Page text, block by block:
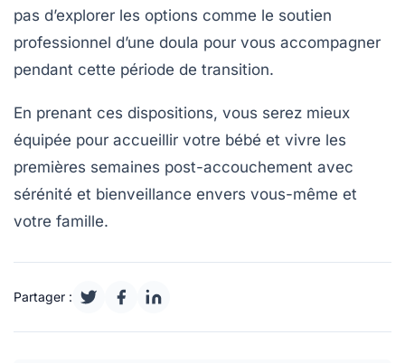
pas d’explorer les options comme le soutien
professionnel d’une doula pour vous accompagner
pendant cette période de transition.
En prenant ces dispositions, vous serez mieux
équipée pour accueillir votre bébé et vivre les
premières semaines post-accouchement avec
sérénité et bienveillance envers vous-même et
votre famille.
Partager :